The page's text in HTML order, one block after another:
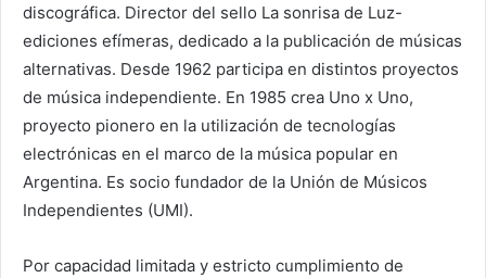
discográfica. Director del sello La sonrisa de Luz-
ediciones efímeras, dedicado a la publicación de músicas
alternativas. Desde 1962 participa en distintos proyectos
de música independiente. En 1985 crea Uno x Uno,
proyecto pionero en la utilización de tecnologías
electrónicas en el marco de la música popular en
Argentina. Es socio fundador de la Unión de Músicos
Independientes (UMI).
Por capacidad limitada y estricto cumplimiento de